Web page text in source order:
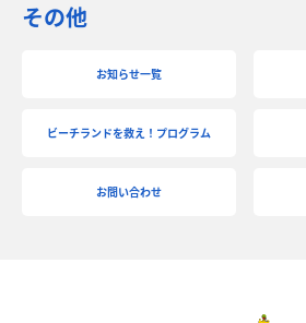
その他
お知らせ一覧
ビーチランドを救え！プログラム
お問い合わせ